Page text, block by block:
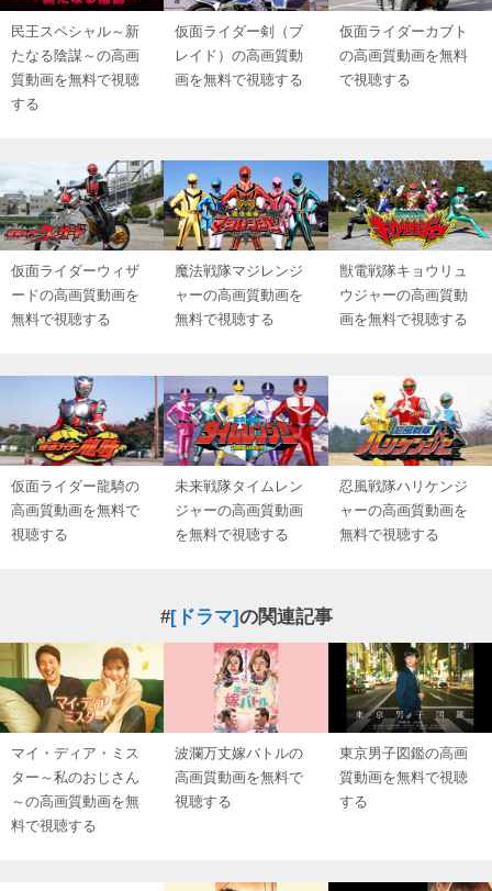
民王スペシャル～新
たなる陰謀～の高画
質動画を無料で視聴
する
仮面ライダー剣（ブ
レイド）の高画質動
画を無料で視聴する
仮面ライダーカブト
の高画質動画を無料
で視聴する
仮面ライダーウィザ
ードの高画質動画を
無料で視聴する
魔法戦隊マジレンジ
ャーの高画質動画を
無料で視聴する
獣電戦隊キョウリュ
ウジャーの高画質動
画を無料で視聴する
仮面ライダー龍騎の
高画質動画を無料で
視聴する
未来戦隊タイムレン
ジャーの高画質動画
を無料で視聴する
忍風戦隊ハリケンジ
ャーの高画質動画を
無料で視聴する
#[ドラマ]の関連記事
マイ・ディア・ミス
ター～私のおじさん
～の高画質動画を無
料で視聴する
波瀾万丈嫁バトルの
高画質動画を無料で
視聴する
東京男子図鑑の高画
質動画を無料で視聴
する